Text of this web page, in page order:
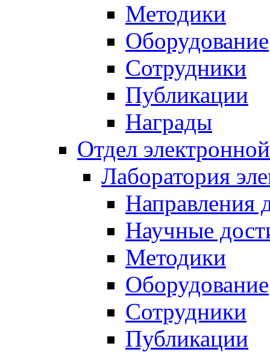
Методики
Оборудование
Сотрудники
Публикации
Награды
Отдел
Лаборатория
Направления
Научные
Методики
Оборудование
Сотрудники
Публикации